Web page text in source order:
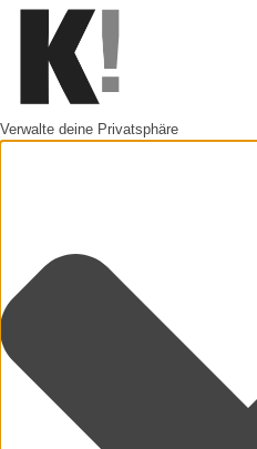
Verwalte deine Privatsphäre